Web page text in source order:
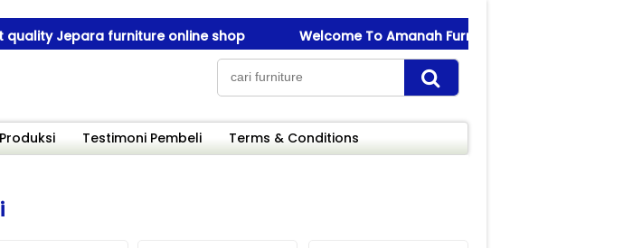
Jepara furniture online shop Welcome To Amanah Furniture ! best quality Jepara
Jepara furniture online shop Welcome To Amanah Furniture ! best quality Jepara
Testimoni Pembeli Terms & Conditions